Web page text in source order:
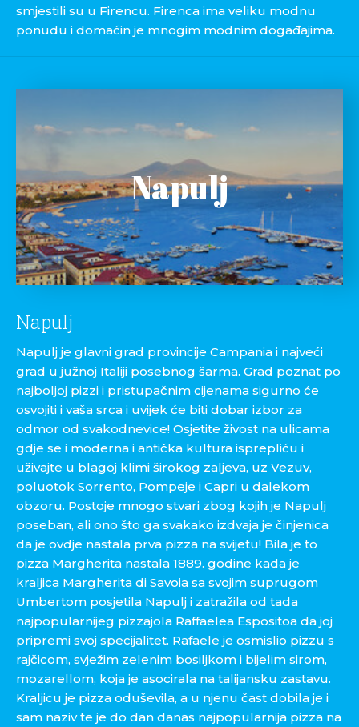
smjestili su u Firencu. Firenca ima veliku modnu
ponudu i domaćin je mnogim modnim događajima.
Napulj
Napulj
Napulj je glavni grad provincije Campania i najveći
grad u južnoj Italiji posebnog šarma. Grad poznat po
najboljoj pizzi i pristupačnim cijenama sigurno će
osvojiti i vaša srca i uvijek će biti dobar izbor za
odmor od svakodnevice! Osjetite živost na ulicama
gdje se i moderna i antička kultura isprepliću i
uživajte u blagoj klimi širokog zaljeva, uz Vezuv,
poluotok Sorrento, Pompeje i Capri u dalekom
obzoru. Postoje mnogo stvari zbog kojih je Napulj
poseban, ali ono što ga svakako izdvaja je činjenica
da je ovdje nastala prva pizza na svijetu! Bila je to
pizza Margherita nastala 1889. godine kada je
kraljica Margherita di Savoia sa svojim suprugom
Umbertom posjetila Napulj i zatražila od tada
najpopularnijeg pizzajola Raffaelea Espositoa da joj
pripremi svoj specijalitet. Rafaele je osmislio pizzu s
rajčicom, svježim zelenim bosiljkom i bijelim sirom,
mozarellom, koja je asocirala na talijansku zastavu.
Kraljicu je pizza oduševila, a u njenu čast dobila je i
sam naziv te je do dan danas najpopularnija pizza na